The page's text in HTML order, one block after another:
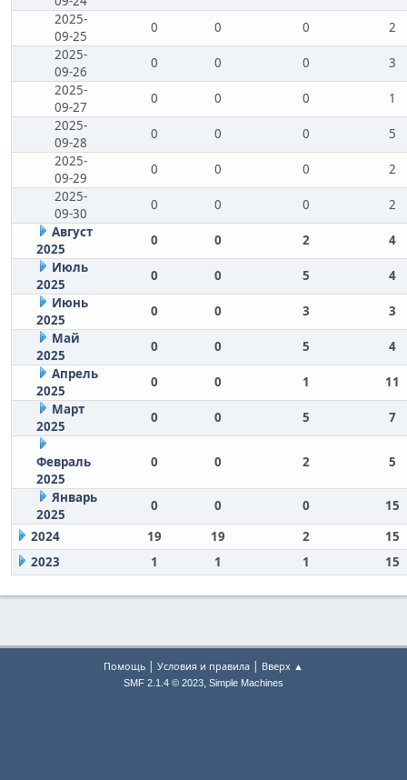
2025-
09-25
0 0 0
2
2025-
09-26
0 0 0
3
2025-
09-27
0 0 0
1
2025-
09-28
0 0 0
5
2025-
09-29
0 0 0
2
2025-
09-30
0 0 0
2
Август
2025
0 0 2
4
Июль
2025
0 0 5
4
Июнь
2025
0 0 3
3
Май
2025
0 0 5
4
Апрель
2025
0 0 1
11
Март
2025
0 0 5 7
Февраль
2025
0 0 2 5
Январь
2025
0 0 0
15
2024
19 19 2
15
2023
1 1 1 15
Помощь | Условия и правила | Вверх ▲
SMF 2.1.4 © 2023, Simple Machines